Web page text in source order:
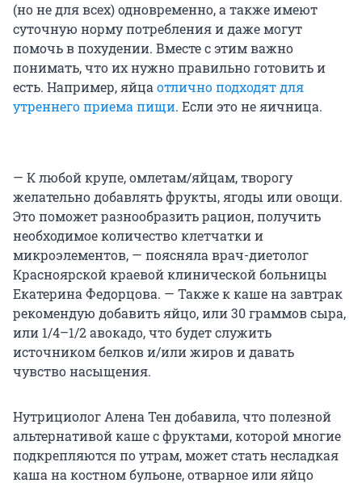
(но не для всех) одновременно, а также имеют
суточную норму потребления и даже могут
помочь в похудении. Вместе с этим важно
понимать, что их нужно правильно готовить и
есть. Например, яйцаотлично подходят для
утреннего приема пищи. Если это не яичница.
— К любой крупе, омлетам/яйцам, творогу
желательно добавлять фрукты, ягоды или овощи.
Это поможет разнообразить рацион, получить
необходимое количество клетчатки и
микроэлементов, — поясняла врач-диетолог
Красноярской краевой клинической больницы
Екатерина Федорцова. — Также к каше на завтрак
рекомендую добавить яйцо, или 30 граммов сыра,
или 1/4–1/2 авокадо, что будет служить
источником белков и/или жиров и давать
чувство насыщения.
Нутрициолог Алена Тен добавила, что полезной
альтернативой каше с фруктами, которой многие
подкрепляются по утрам, может стать несладкая
каша на костном бульоне, отварное или яйцо